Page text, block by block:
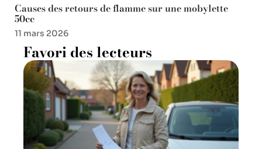
Causes des retours de flamme sur une mobylette
50cc
11 mars 2026
Favori des lecteurs